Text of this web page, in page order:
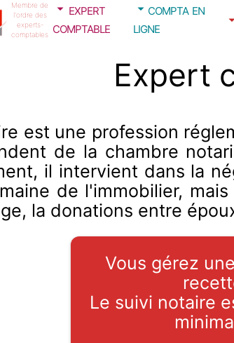
Membre de
l'ordre des
experts-
comptables
expert
comptable
compta en
ligne
Expert
est une profession
de la chambre
il intervient dans la
de l'immobilier,
la donations entre
Vous gérez
Le suivi notaire